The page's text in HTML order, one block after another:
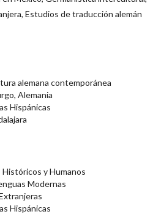
Estudios de traducción alemán
alemana contemporánea
Alemania
Hispánicas
y Humanos
Modernas
Hispánicas